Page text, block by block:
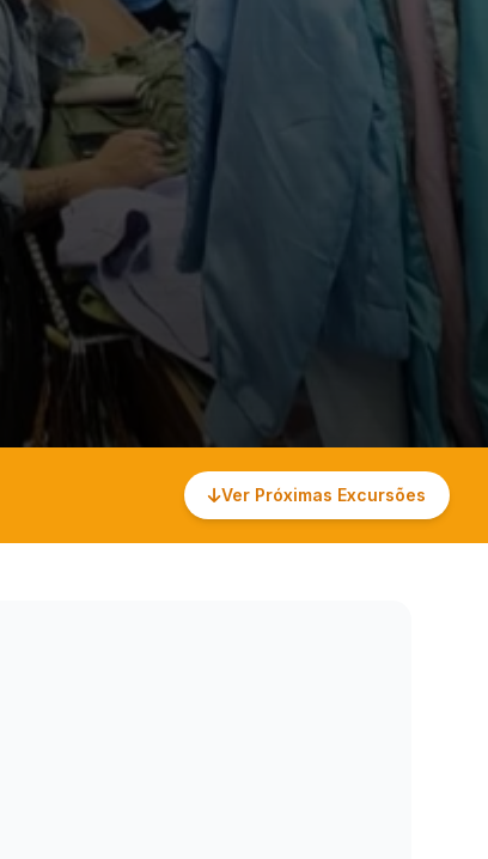
Ver Próximas Excursões